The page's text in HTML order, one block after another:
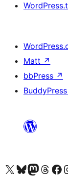
Matt ↗
bbPress ↗
BuddyPress
ကျွန်ုပ်တို့၏ X (ယခင် Twitter) အကောင့်သို့ သွားရောက်ကြည့်ရှုပါကျွန်ုပ်တို့၏ Bluesky အကောင့်သို့ ဝင်ရောက်ကြည့်ရှုရန်
ကျွန်ုပ်တို့၏ Mastodon အကောင့်သို့ သွားရောက်ကြည့်ရှုပါကျွန်ုပ်တို့၏ Threads အကောင့်သို့ ဝင်ရောက်ကြည့်ရှုရန်
ကျွန်ုပ်တို့၏ Facebook စာမျက်နှာသို့ သွားရောက်ကြည့်ရှုပါကျွန်ုပ်တို့၏